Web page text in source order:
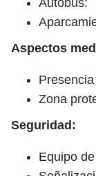
Aspectos
Zona
Seguridad:
Equipo